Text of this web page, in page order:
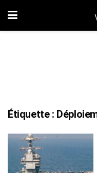
Étiquette :